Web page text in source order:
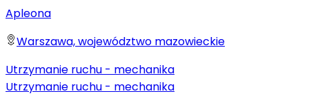
Apleona
Warszawa, województwo mazowieckie
Utrzymanie ruchu - mechanika
Utrzymanie ruchu - mechanika